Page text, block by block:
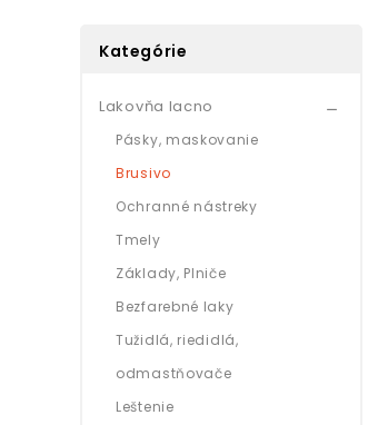
Kategórie
Lakovňa lacno 
Pásky, maskovanie
Brusivo
Ochranné nástreky
Tmely
Základy, Plniče
Bezfarebné laky
Tužidlá, riedidlá,
odmastňovače
Leštenie